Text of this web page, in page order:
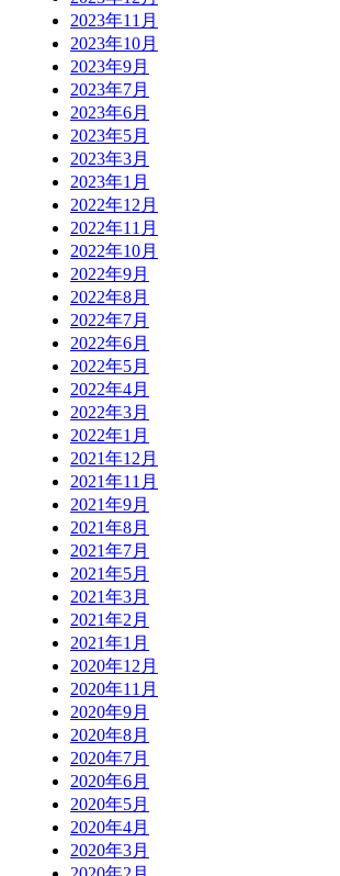
2023年11月
2023年10月
2023年9月
2023年7月
2023年6月
2023年5月
2023年3月
2023年1月
2022年12月
2022年11月
2022年10月
2022年9月
2022年8月
2022年7月
2022年6月
2022年5月
2022年4月
2022年3月
2022年1月
2021年12月
2021年11月
2021年9月
2021年8月
2021年7月
2021年5月
2021年3月
2021年2月
2021年1月
2020年12月
2020年11月
2020年9月
2020年8月
2020年7月
2020年6月
2020年5月
2020年4月
2020年3月